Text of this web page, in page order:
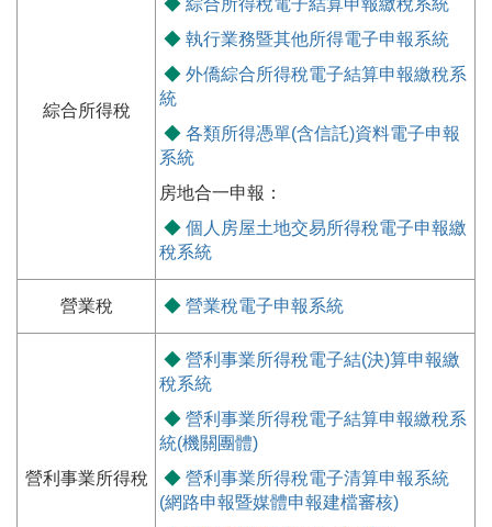
綜合所得稅
◆ 綜合所得稅電子結算申報繳稅系統
◆ 執行業務暨其他所得電子申報系統
◆ 外僑綜合所得稅電子結算申報繳稅系
統
◆ 各類所得憑單(含信託)資料電子申報
系統
房地合一申報：
◆ 個人房屋土地交易所得稅電子申報繳
稅系統
營業稅 ◆ 營業稅電子申報系統
營利事業所得稅
◆ 營利事業所得稅電子結(決)算申報繳
稅系統
◆ 營利事業所得稅電子結算申報繳稅系
統(機關團體)
◆ 營利事業所得稅電子清算申報系統
(網路申報暨媒體申報建檔審核)